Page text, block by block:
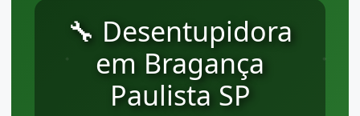
🔧 Desentupidora
em Bragança
Paulista SP